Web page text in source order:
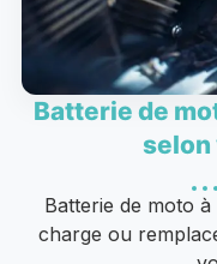
Batterie de
Batterie de moto
charge ou